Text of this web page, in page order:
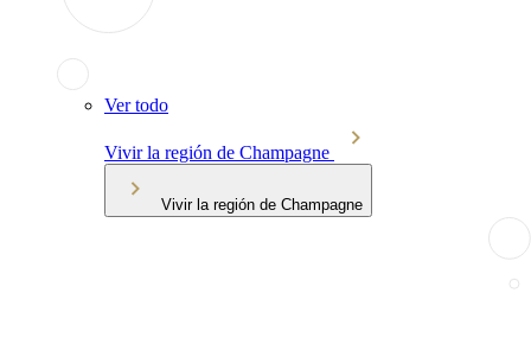
Ver todo
Vivir la región de Champagne
Vivir la región de Champagne